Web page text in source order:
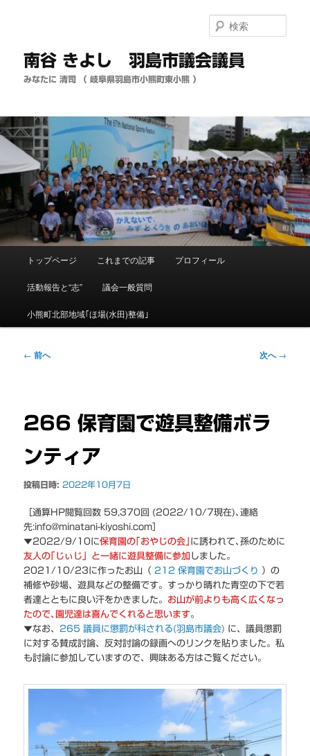
へ
移
南谷 きよし 羽島市議会議員
みなたに 清司 （ 岐阜県羽島市小熊町東小熊 ）
索
ュ
トップページ これまでの記事 プロフィール
活動報告と“志” 議会一般質問
小熊町北部地域｢ほ場(水田)整備｣
投
ー
ョ
← 前へ 次へ→
266 保育園で遊具整備ボラ
ンティア
投稿日時: 2022年10月7日
［通算HP閲覧回数 59,370回 (2022/10/7現在)､連絡
先:info@minatani-kiyoshi.com］
▼2022/9/10に保育園の｢おやじの会｣ に誘われて､孫のために
友人の｢じぃじ」と一緒に遊具整備に参加
しました。
2021/10/23に作ったお山（212 保育園でお山づくり
）の
補修や砂場、遊具などの整備です。すっかり晴れた青空の下で若
者達とともに良い汗をかきました。 お山が前よりも高く広くなっ
たので､園児達は喜んでくれると思います。
▼なお、265 議員に懲罰が科される(羽島市議会) に、議員懲罰
に対する賛成討論、反対討論の録画へのリンクを貼りました。私
も討論に参加していますので、興味ある方はご覧ください。